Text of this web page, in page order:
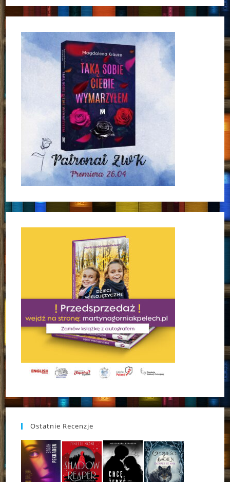
Ostatnie Recenzje